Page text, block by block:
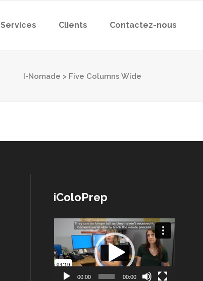
Services Clients Contactez-nous
I-Nomade > Five Columns Wide
iColoPrep
Lecteur
vidéo
00:00 00:00